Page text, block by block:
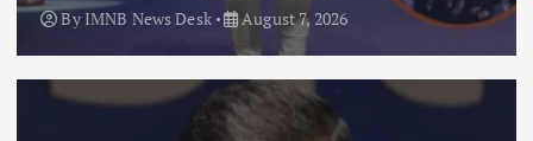
By IMNB News Desk August 7, 2026